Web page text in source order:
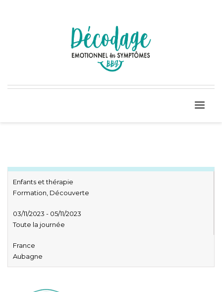
Enfants et thérapie
Formation, Découverte
03/11/2023 - 05/11/2023
Toute la journée
France
Aubagne